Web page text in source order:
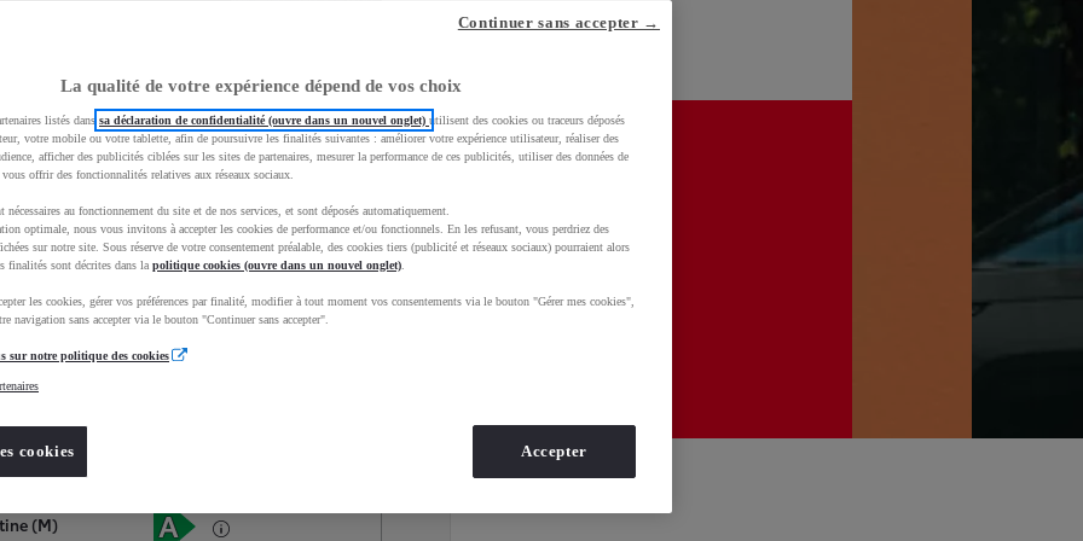
Services Concession
Occasions
(M)
La qualité de votre expérience dépend de vos choix
listés dans sa déclaration de confidentialité (ouvre dans un nouvel onglet) utilisent des cookies ou traceurs déposés
votre mobile ou votre tablette, afin de poursuivre les finalités suivantes : améliorer votre expérience utilisateur, réaliser des
afficher des publicités ciblées sur les sites de partenaires, mesurer la performance de ces publicités, utiliser des données de
offrir des fonctionnalités relatives aux réseaux sociaux.
nécessaires au fonctionnement du site et de nos services, et sont déposés automatiquement.
optimale, nous vous invitons à accepter les cookies de performance et/ou fonctionnels. En les refusant, vous perdriez des
sur notre site. Sous réserve de votre consentement préalable, des cookies tiers (publicité et réseaux sociaux) pourraient alors
finalités sont décrites dans la politique cookies (ouvre dans un nouvel onglet)
les cookies, gérer vos préférences par finalité, modifier à tout moment vos consentements via le bouton "Gérer mes cookies",
navigation sans accepter via le bouton "Continuer sans accepter".
sur notre politique des cookies
cookies
Continuer sans accepter →
Accepter